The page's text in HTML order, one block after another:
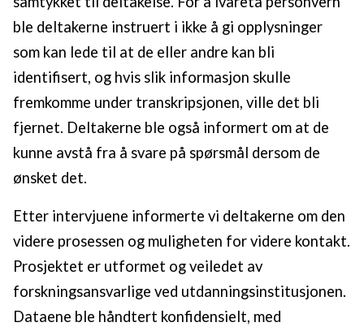
ble deltakerne instruert i ikke å gi opplysninger
som kan lede til at de eller andre kan bli
identifisert, og hvis slik informasjon skulle
fremkomme under transkripsjonen, ville det bli
fjernet. Deltakerne ble også informert om at de
kunne avstå fra å svare på spørsmål dersom de
ønsket det.
Etter intervjuene informerte vi deltakerne om den
videre prosessen og muligheten for videre kontakt.
Prosjektet er utformet og veiledet av
forskningsansvarlige ved utdanningsinstitusjonen.
Dataene ble håndtert konfidensielt, med